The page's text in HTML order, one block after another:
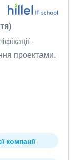
-
проектами.
компанії